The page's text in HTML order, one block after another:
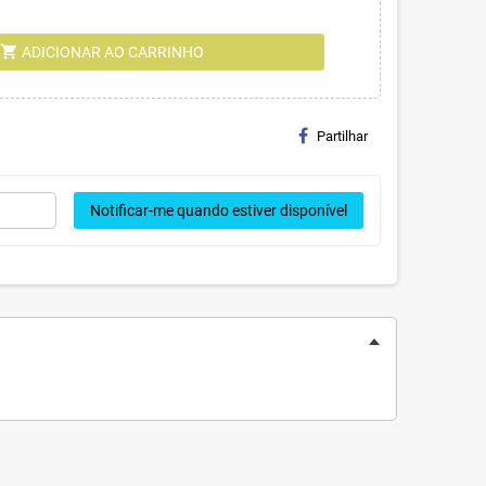
shopping_cart ADICIONAR AO CARRINHO
Partilhar
Notificar-me quando estiver disponível